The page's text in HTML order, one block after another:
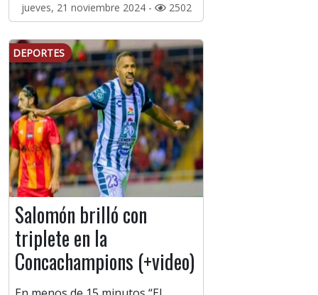
jueves, 21 noviembre 2024 - 2502
DEPORTES
Salomón brilló con
triplete en la
Concachampions (+video)